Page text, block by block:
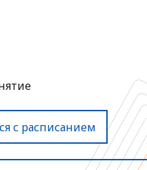
с расписанием